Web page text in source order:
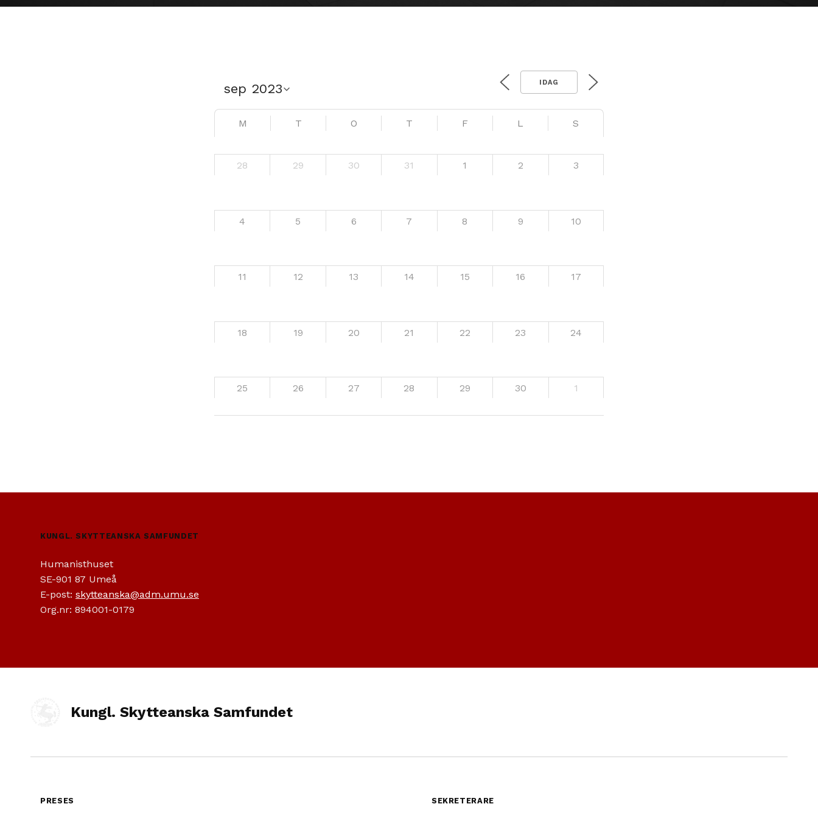
IDAG
M T O T F L S
28 29 30 31 1 2 3
4 5 6 7 8 9 10
11 12 13 14 15 16 17
18 19 20 21 22 23 24
25 26 27 28 29 30 1
KUNGL. SKYTTEANSKA SAMFUNDET
Humanisthuset
SE-901 87 Umeå
E-post: skytteanska@adm.umu.se
Org.nr: 894001-0179
Kungl. Skytteanska Samfundet
PRESES SEKRETERARE